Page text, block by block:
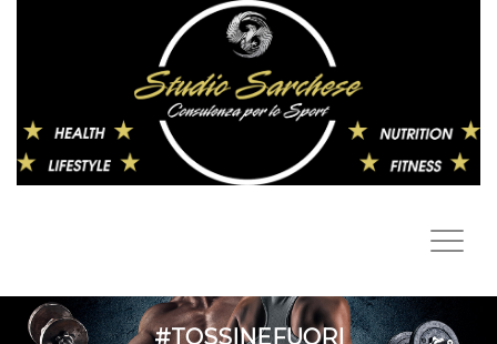
#TOSSINEFUORI